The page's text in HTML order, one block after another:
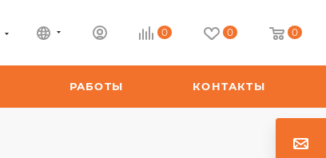
0 0 0
РАБОТЫ КОНТАКТЫ